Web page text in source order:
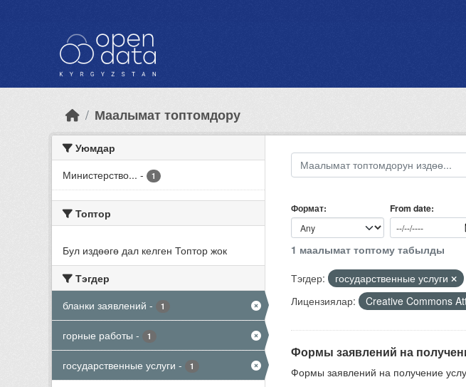
Маалымат топтомдору
Уюмдар
Министерство... - 1
Топтор
Бул издөөгө дал келген Топтор жок
Тэгдер
бланки заявлений - 1
горные работы - 1
государственные услуги - 1
Формат From date
1 маалымат топтому табылды
Тэгдер:
государственные услуги
Лицензиялар:
Creative Commons
Формы заявлений на
Формы заявлений на получение